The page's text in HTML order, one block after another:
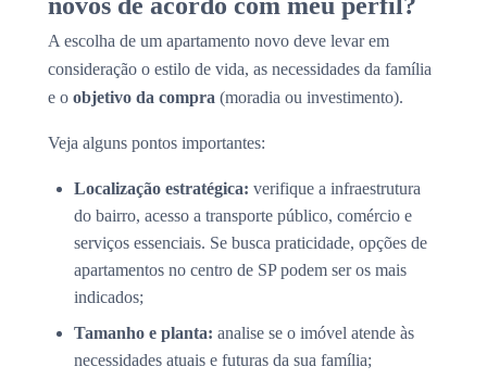
A escolha de um apartamento novo deve levar em
consideração o estilo de vida, as necessidades da família
e o objetivo da compra (moradia ou investimento).
Veja alguns pontos importantes:
Localização estratégica: verifique a infraestrutura
do bairro, acesso a transporte público, comércio e
serviços essenciais. Se busca praticidade, opções de
apartamentos no centro de SP podem ser os mais
indicados;
Tamanho e planta: analise se o imóvel atende às
necessidades atuais e futuras da sua família;